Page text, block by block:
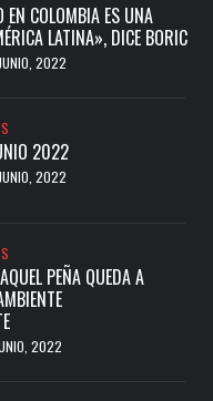
EN COLOMBIA ES UNA
LATINA», DICE BORIC
2022
2022
2022
PEÑA QUEDA A
2022